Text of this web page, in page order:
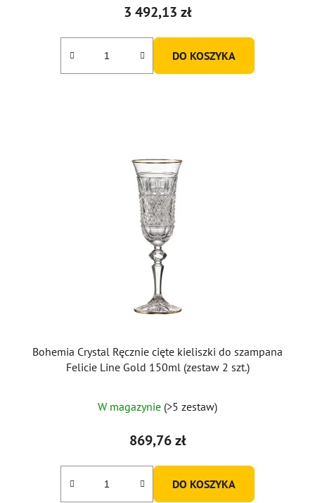
3 492,13 zł
DO KOSZYKA
Bohemia Crystal Ręcznie cięte kieliszki do szampana
Felicie Line Gold 150ml (zestaw 2 szt.)
W magazynie (>5 zestaw)
869,76 zł
DO KOSZYKA